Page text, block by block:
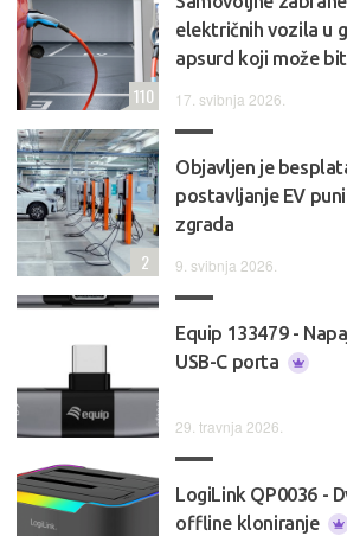
električnih vozila u
apsurd koji može
17. svibnja 2026.
110
Objavljen je
postavljanje EV
zgrada
9. svibnja 2026.
2
Equip 133479 -
USB-C porta
29. travnja 2026.
LogiLink QP0036 -
offline kloniranje